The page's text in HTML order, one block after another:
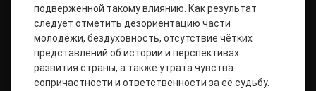
подверженной такому влиянию. Как результат
следует отметить дезориентацию части
молодёжи, бездуховность, отсутствие чётких
представлений об истории и перспективах
развития страны, а также утрата чувства
сопричастности и ответственности за её судьбу.